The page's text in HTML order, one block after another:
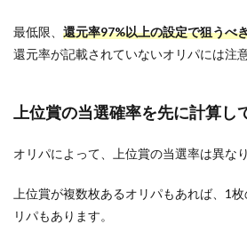
最低限、 還元率97%以上の設定で狙うべ
還元率が記載されていないオリパには注
上位賞の当選確率を先に計算し
オリパによって、上位賞の当選率は異なり
上位賞が複数枚あるオリパもあれば、1
リパもあります。